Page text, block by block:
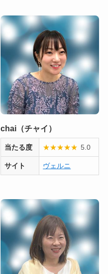
chai（チャイ）
当たる度 ★★★★★ 5.0
サイト ヴェルニ